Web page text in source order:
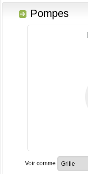
Pompes
Voir comme